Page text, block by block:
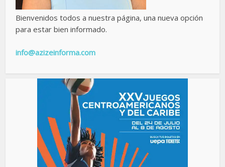
Bienvenidos todos a nuestra página, una nueva opción
para estar bien informado.
info@azizeinforma.com